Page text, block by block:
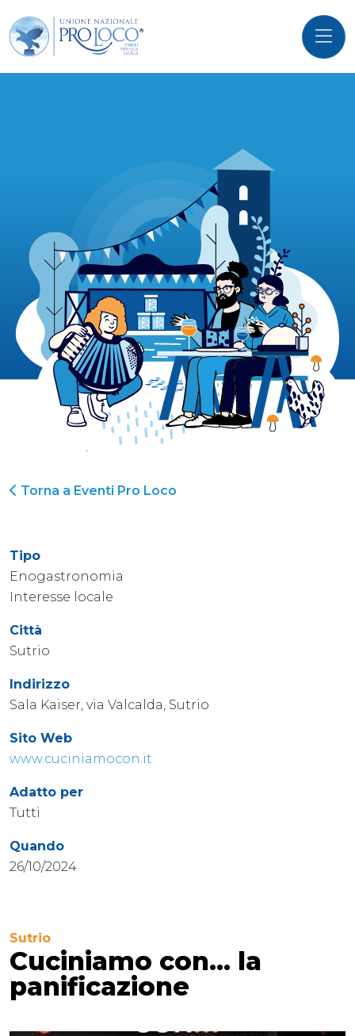
Torna a Eventi Pro Loco
Tipo
Enogastronomia
Interesse locale
Città
Sutrio
Indirizzo
Sala Kaiser, via Valcalda, Sutrio
Sito Web
www.cuciniamocon.it
Adatto per
Tutti
Quando
26/10/2024
Sutrio
Cuciniamo con... la
panificazione